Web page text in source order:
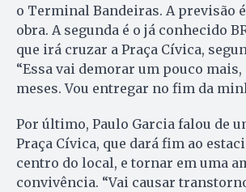
o Terminal Bandeiras. A previsão é
obra. A segunda é o já conhecido
que irá cruzar a Praça Cívica,
“Essa vai demorar um pouco mais,
meses. Vou entregar no fim da
Por último, Paulo Garcia falou de
Praça Cívica, que dará fim ao
centro do local, e tornar em uma
convivência. “Vai causar